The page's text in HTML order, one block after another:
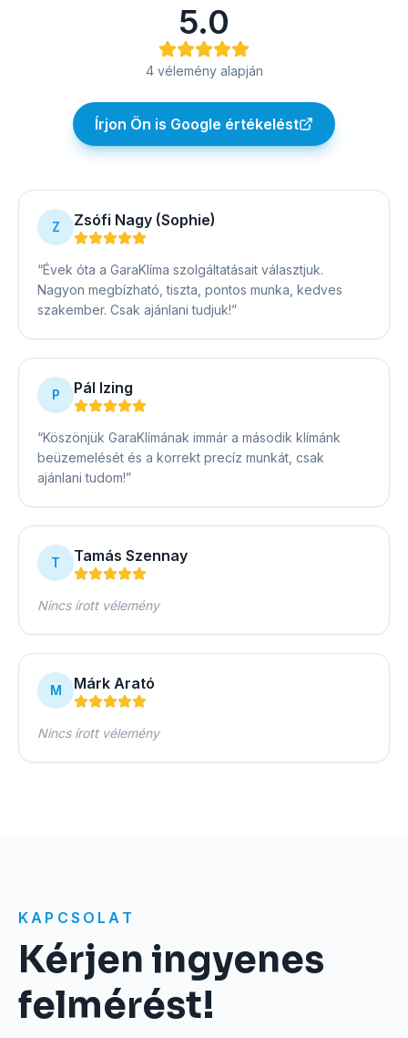
5.0
4vélemény alapján
Írjon Ön is Google értékelést
Z Zsófi Nagy (Sophie)
“Évek óta a GaraKlíma szolgáltatásait választjuk.
Nagyon megbízható, tiszta, pontos munka, kedves
szakember. Csak ajánlani tudjuk!”
P Pál Izing
“Köszönjük GaraKlímának immár a második klímánk
beüzemelését és a korrekt precíz munkát, csak
ajánlani tudom!”
T Tamás Szennay
Nincs írott vélemény
M Márk Arató
Nincs írott vélemény
KAPCSOLAT
Kérjen ingyenes
felmérést!